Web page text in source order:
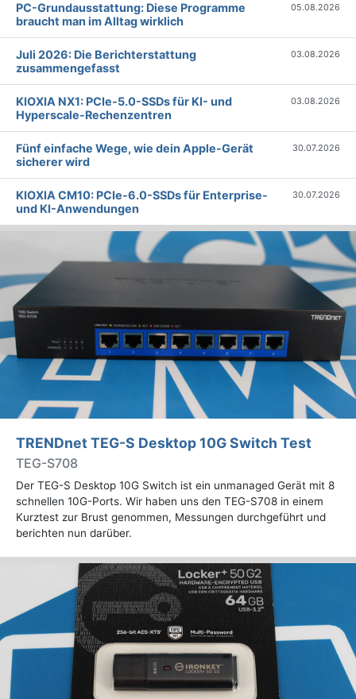
PC-Grundausstattung: Diese Programme
braucht man im Alltag wirklich
05.08.2026
Juli 2026: Die Bericht­erstattung
zusammengefasst
03.08.2026
KIOXIA NX1: PCIe-5.0-SSDs für KI- und
Hyperscale-Rechenzentren
03.08.2026
Fünf einfache Wege, wie dein Apple-Gerät
sicherer wird
30.07.2026
KIOXIA CM10: PCIe-6.0-SSDs für Enterprise-
und KI-Anwendungen
30.07.2026
TRENDnet TEG-S Desktop 10G Switch Test
TEG-S708
Der TEG-S Desktop 10G Switch ist ein unmanaged Gerät mit 8
schnellen 10G-Ports. Wir haben uns den TEG-S708 in einem
Kurztest zur Brust genommen, Messungen durchgeführt und
berichten nun darüber.